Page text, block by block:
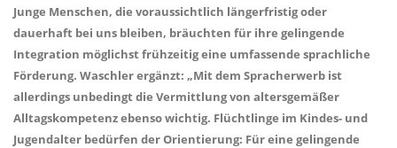
Junge Menschen, die voraussichtlich längerfristig oder
dauerhaft bei uns bleiben, bräuchten für ihre gelingende
Integration möglichst frühzeitig eine umfassende sprachliche
Förderung. Waschler ergänzt: „Mit dem Spracherwerb ist
allerdings unbedingt die Vermittlung von altersgemäßer
Alltagskompetenz ebenso wichtig. Flüchtlinge im Kindes- und
Jugendalter bedürfen der Orientierung: Für eine gelingende